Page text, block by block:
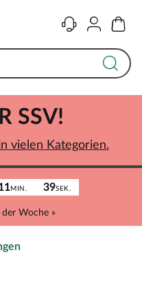
KontaktKonto
MIN. 39SEK.
Woche »
SSV!
vielen Kategorien.